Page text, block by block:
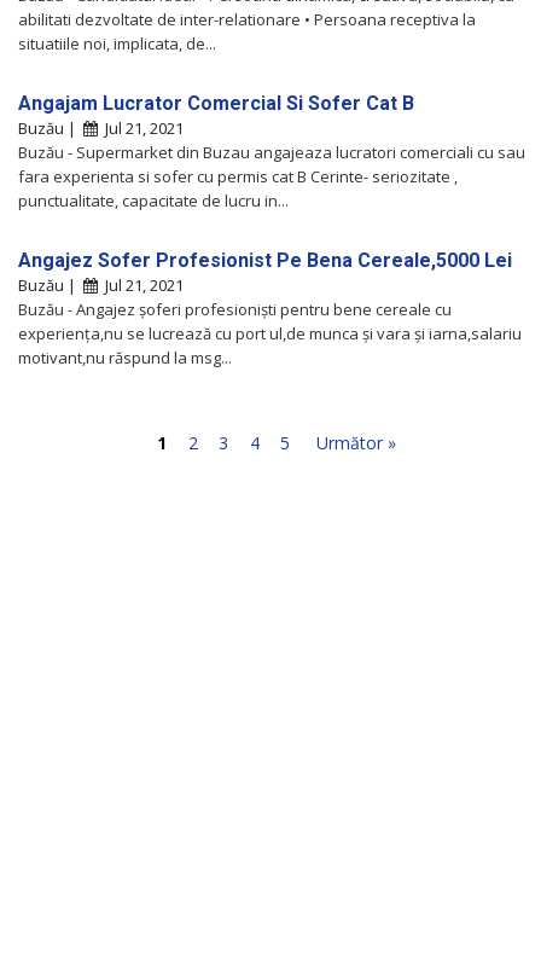
abilitati dezvoltate de inter-relationare • Persoana receptiva la
situatiile noi, implicata, de...
Angajam Lucrator Comercial Si Sofer Cat B
Buzău |
Jul 21, 2021
Buzău - Supermarket din Buzau angajeaza lucratori comerciali cu sau
fara experienta si sofer cu permis cat B Cerinte- seriozitate ,
punctualitate, capacitate de lucru in...
Angajez Sofer Profesionist Pe Bena Cereale,5000 Lei
Buzău |
Jul 21, 2021
Buzău - Angajez șoferi profesioniști pentru bene cereale cu
experiența,nu se lucrează cu port ul,de munca și vara și iarna,salariu
motivant,nu răspund la msg...
1 2 3 4 5 Următor »